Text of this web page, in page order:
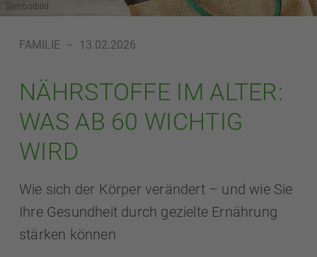
Symbolbild
FAMILIE – 13.02.2026
NÄHRSTOFFE IM ALTER:
WAS AB 60 WICHTIG
WIRD
Wie sich der Körper verändert – und wie Sie
Ihre Gesundheit durch gezielte Ernährung
stärken können